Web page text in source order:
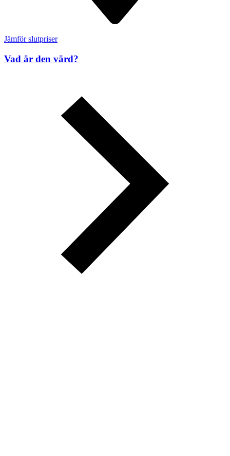
Jämför slutpriser
Vad är den värd?